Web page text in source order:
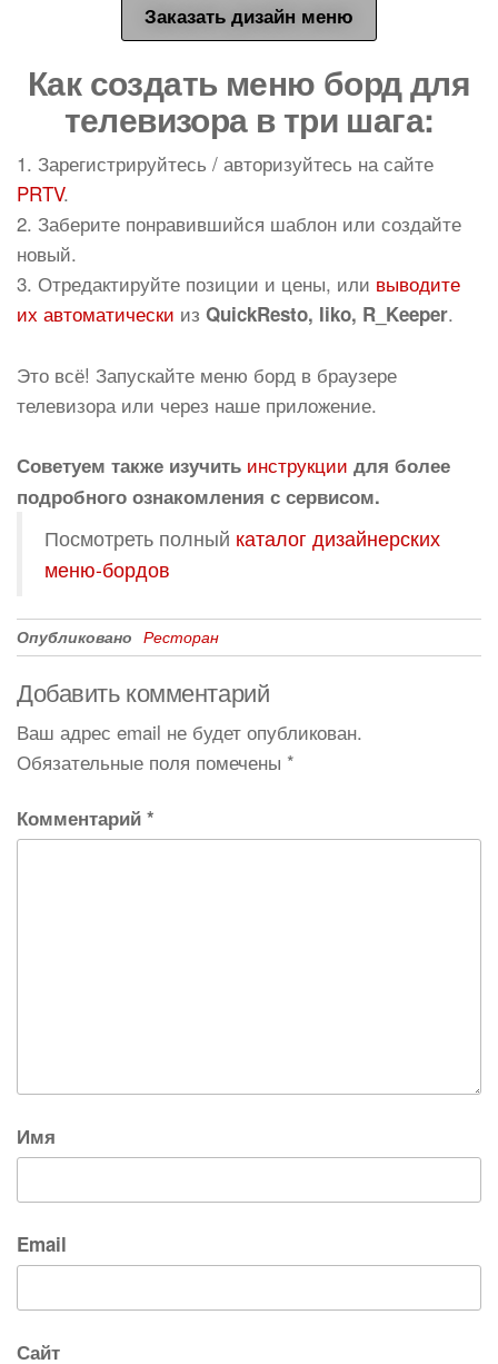
Заказать дизайн меню
Как создать меню борд для
телевизора в три шага:
1. Зарегистрируйтесь / авторизуйтесь на сайте
PRTV.
2. Заберите понравившийся шаблон или создайте
новый.
3. Отредактируйте позиции и цены, или выводите
их автоматически из QuickResto, Iiko, R_Keeper.
Это всё! Запускайте меню борд в браузере
телевизора или через наше приложение.
Советуем также изучить инструкции для более
подробного ознакомления с сервисом.
Посмотреть полный каталог дизайнерских
меню-бордов
Опубликовано Ресторан
Добавить комментарий
Ваш адрес email не будет опубликован.
Обязательные поля помечены *
Комментарий *
Имя
Email
Сайт